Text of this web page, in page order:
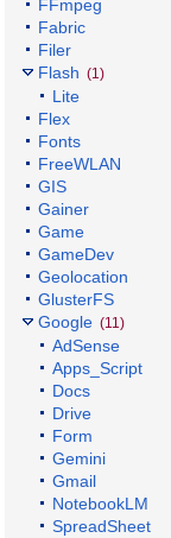
FFmpeg
Fabric
Filer
Flash (1)
Lite
Flex
Fonts
FreeWLAN
GIS
Gainer
Game
GameDev
Geolocation
GlusterFS
Google (11)
AdSense
Apps_Script
Docs
Drive
Form
Gemini
Gmail
NotebookLM
SpreadSheet